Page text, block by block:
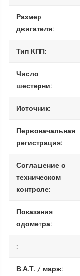
размер
двигателя:
тип КПП:
число
шестерни:
источник:
Первоначальная
регистрация:
Соглашение о
техническом
контроле:
показания
одометра:
:
В.А.Т. / марж: